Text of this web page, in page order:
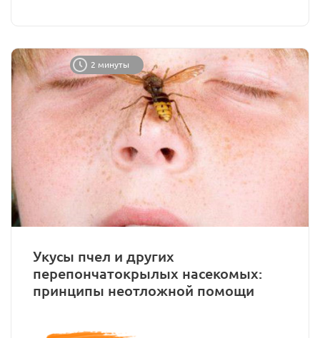
2 минуты
Укусы пчел и других
перепончатокрылых насекомых:
принципы неотложной помощи